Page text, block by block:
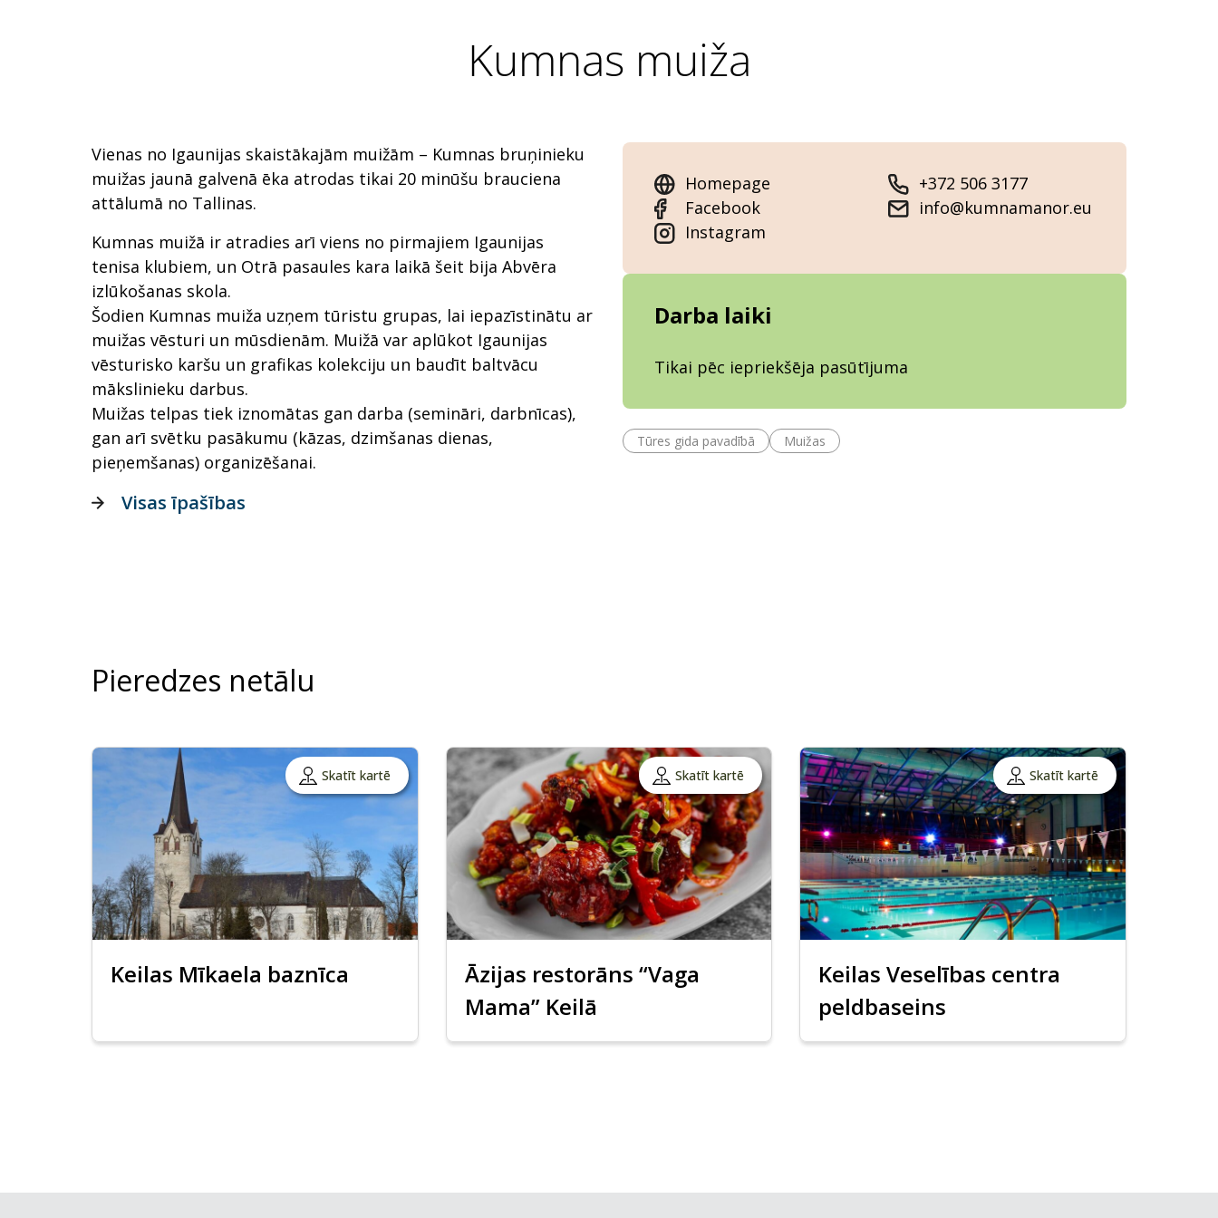
Kumnas muiža
Vienas no Igaunijas skaistākajām muižām – Kumnas bruņinieku
muižas jaunā galvenā ēka atrodas tikai 20 minūšu brauciena
attālumā no Tallinas.
Kumnas muižā ir atradies arī viens no pirmajiem Igaunijas
tenisa klubiem, un Otrā pasaules kara laikā šeit bija Abvēra
izlūkošanas skola.
Šodien Kumnas muiža uzņem tūristu grupas, lai iepazīstinātu ar
muižas vēsturi un mūsdienām. Muižā var aplūkot Igaunijas
vēsturisko karšu un grafikas kolekciju un baudīt baltvācu
mākslinieku darbus.
Muižas telpas tiek iznomātas gan darba (semināri, darbnīcas),
gan arī svētku pasākumu (kāzas, dzimšanas dienas,
pieņemšanas) organizēšanai.
Homepage
Facebook
Instagram
+372 506 3177
info@kumnamanor.eu
Darba laiki
Tikai pēc iepriekšēja pasūtījuma
Tūres gida pavadībā Muižas
Visas īpašības
Pieredzes netālu
Skatīt kartē
Keilas Mīkaela baznīca
Skatīt kartē
Āzijas restorāns “Vaga
Mama” Keilā
Skatīt kartē
Keilas Veselības centra
peldbaseins